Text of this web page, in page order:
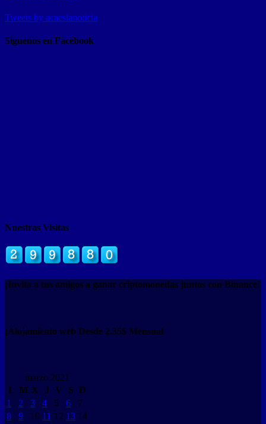
Tweets by acaeslanoticia
Siguenos en Facebook
Nuestras Visitas
¡Invita a tus amigos a ganar criptomonedas juntos con Binance!
¡Alojamiento web Desde 2.35$ Mensual
marzo 2021
L M X J V S D
1
2 3 4 5 6
7
8
9 10 11 12 13 14